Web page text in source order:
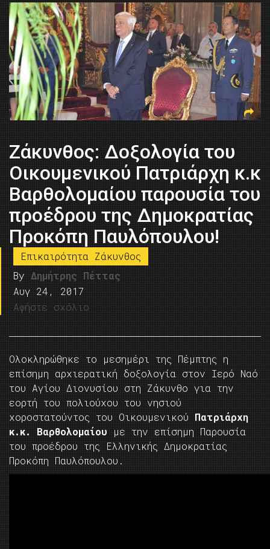
Ζάκυνθος: Δοξολογία του
Οικουμενικού Πατριάρχη κ.κ
Βαρθολομαίου παρουσία του
προέδρου της Δημοκρατίας
Προκόπη Παυλόπουλου!
Επικαιρότητα Ζάκυνθος
By Δημήτρης Πέττας
Αυγ 24, 2017
Αφήστε σχόλιο
Ολοκληρώθηκε το μεσημέρι της Πέμπτης η
επίσημη αρχιερατική δοξολογία στον Ιερό Ναό
του Αγίου Διονυσίου στη Ζάκυνθο για την
εορτή του πολιούχου του νησιού
χοροστατούντος του Οικουμενικού Πατριάρχη
κ.κ. Βαρθολομαίου με την επίσημη Παρουσία
του προέδρου της Ελληνικής Δημοκρατίας
Προκόπη Παυλόπουλου.